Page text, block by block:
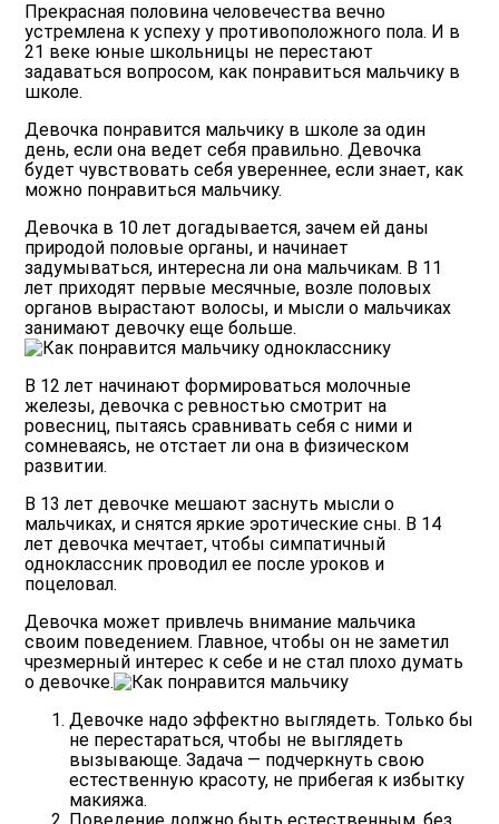
Прекрасная половина человечества вечно
устремлена к успеху у противоположного пола. И в
21 веке юные школьницы не перестают
задаваться вопросом, как понравиться мальчику в
школе.
Девочка понравится мальчику в школе за один
день, если она ведет себя правильно. Девочка
будет чувствовать себя увереннее, если знает, как
можно понравиться мальчику.
Девочка в 10 лет догадывается, зачем ей даны
природой половые органы, и начинает
задумываться, интересна ли она мальчикам. В 11
лет приходят первые месячные, возле половых
органов вырастают волосы, и мысли о мальчиках
занимают девочку еще больше.
В 12 лет начинают формироваться молочные
железы, девочка с ревностью смотрит на
ровесниц, пытаясь сравнивать себя с ними и
сомневаясь, не отстает ли она в физическом
развитии.
В 13 лет девочке мешают заснуть мысли о
мальчиках, и снятся яркие эротические сны. В 14
лет девочка мечтает, чтобы симпатичный
одноклассник проводил ее после уроков и
поцеловал.
Девочка может привлечь внимание мальчика
своим поведением. Главное, чтобы он не заметил
чрезмерный интерес к себе и не стал плохо думать
о девочке.
Девочке надо эффектно выглядеть. Только бы
не перестараться, чтобы не выглядеть
вызывающе. Задача — подчеркнуть свою
естественную красоту, не прибегая к избытку
макияжа.